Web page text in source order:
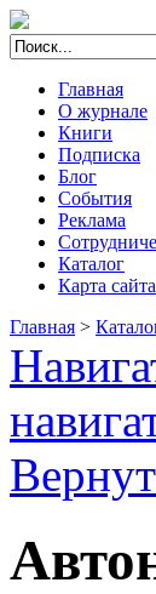
Главная
О журнале
Книги
Подписка
Блог
События
Реклама
Каталог
Карта сайта
Главная >